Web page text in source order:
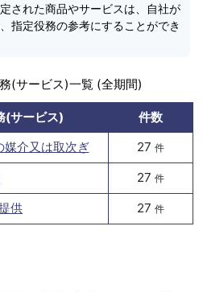
された商品やサービスは、自社が
指定役務の参考にすることができ
(サービス)一覧 (全期間)
(サービス)
件数
媒介又は取次ぎ
27 件
27 件
供 27 件